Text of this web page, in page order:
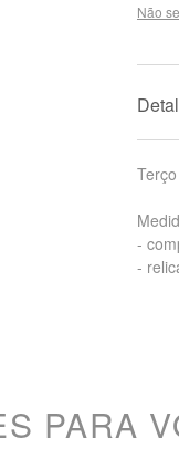
Não
-
-
PARA